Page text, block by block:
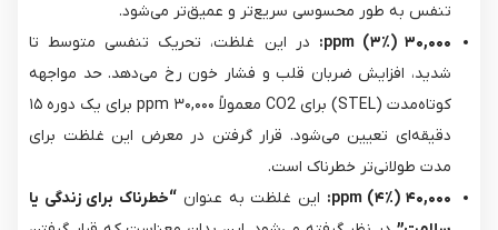
تنفس به طور محسوسی سریع‌تر و عمیق‌تر می‌شود.
۳۰,۰۰۰
ppm(۳٪):
در این غلظت، تحریک تنفسی متوسط تا
شدید، افزایش ضربان قلب و فشار خون رخ می‌دهد. حد مواجهه
کوتاه‌مدت (STEL) برای CO2​ معمولاً ۳۰,۰۰۰ ppm برای یک دوره ۱۵
دقیقه‌ای تعیین می‌شود. قرار گرفتن در معرض این غلظت برای
مدت طولانی‌تر خطرناک است.
۴۰,۰۰۰ ppm (۴٪):
این غلظت به عنوان “خطرناک برای زندگی یا